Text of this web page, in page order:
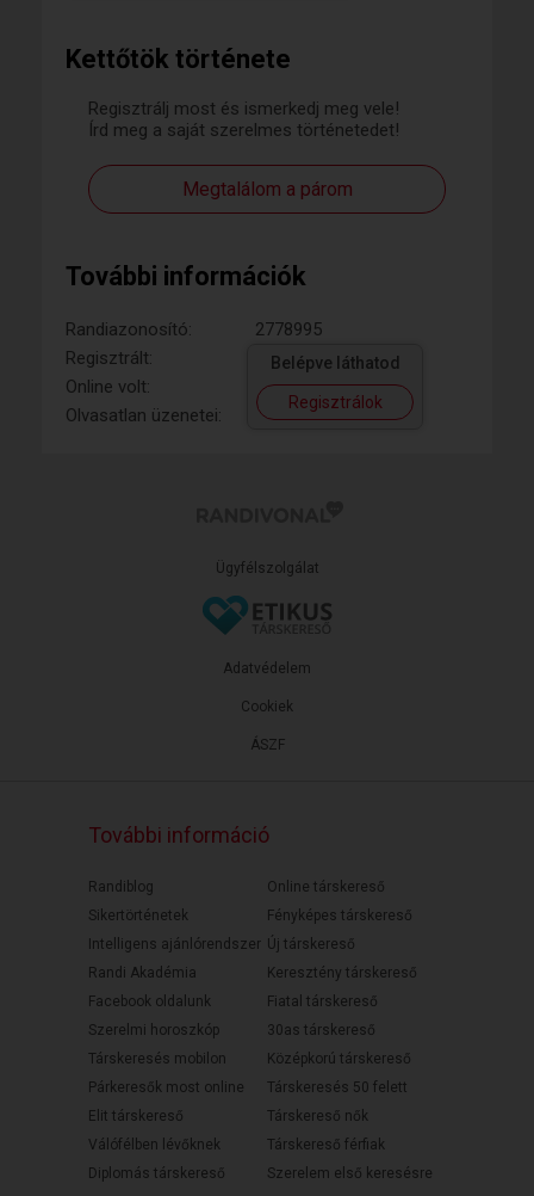
Kettőtök története
Regisztrálj most és ismerkedj meg vele!
Írd meg a saját szerelmes történetedet!
Megtalálom a párom
További információk
Randiazonosító:
2778995
Regisztrált:
Online volt:
Olvasatlan üzenetei:
Belépve láthatod
Regisztrálok
Ügyfélszolgálat
ÁSZF
Adatvédelem
Cookiek
További információ
Randiblog
Sikertörténetek
Intelligens ajánlórendszer
Randi Akadémia
Facebook oldalunk
Szerelmi horoszkóp
Társkeresés mobilon
Párkeresők most online
Elit társkereső
Válófélben lévőknek
Diplomás társkereső
Online társkereső
Fényképes társkereső
Új társkereső
Keresztény társkereső
Fiatal társkereső
30as társkereső
Középkorú társkereső
Társkeresés 50 felett
Társkereső nők
Társkereső férfiak
Szerelem első keresésre